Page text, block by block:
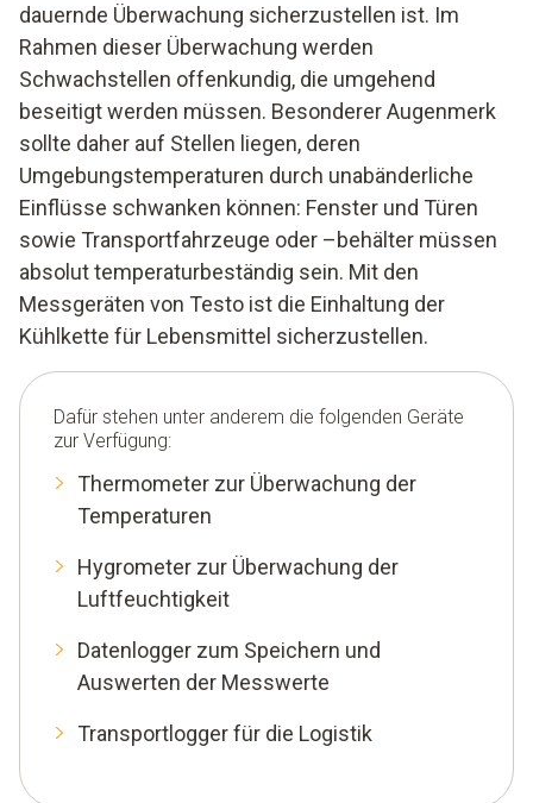
dauernde Überwachung sicherzustellen ist. Im
Rahmen dieser Überwachung werden
Schwachstellen offenkundig, die umgehend
beseitigt werden müssen. Besonderer Augenmerk
sollte daher auf Stellen liegen, deren
Umgebungstemperaturen durch unabänderliche
Einflüsse schwanken können: Fenster und Türen
sowie Transportfahrzeuge oder –behälter müssen
absolut temperaturbeständig sein. Mit den
Messgeräten von Testo ist die Einhaltung der
Kühlkette für Lebensmittel sicherzustellen.
Dafür stehen unter anderem die folgenden Geräte
zur Verfügung:
Thermometer zur Überwachung der
Temperaturen
Hygrometer zur Überwachung der
Luftfeuchtigkeit
Datenlogger zum Speichern und
Auswerten der Messwerte
Transportlogger für die Logistik